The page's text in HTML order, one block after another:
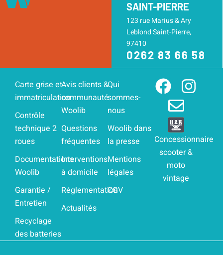
SAINT-PIERRE
123 rue Marius & Ary
Leblond Saint-Pierre,
97410
0262 83 66 58
Carte grise et
immatriculation
Contrôle
technique 2
roues
Documentations
Woolib
Garantie /
Entretien
Recyclage
des batteries
Avis clients &
communauté
Woolib
Questions
fréquentes
Interventions
à domicile
Réglementation
Actualités
Qui
sommes-
nous
Woolib dans
la presse
Mentions
légales
CGV
F
a
c
e
b
o
o
I
t
a
r
E
n
v
e
l
o
p
Concessionnaire
scooter &
moto
vintage